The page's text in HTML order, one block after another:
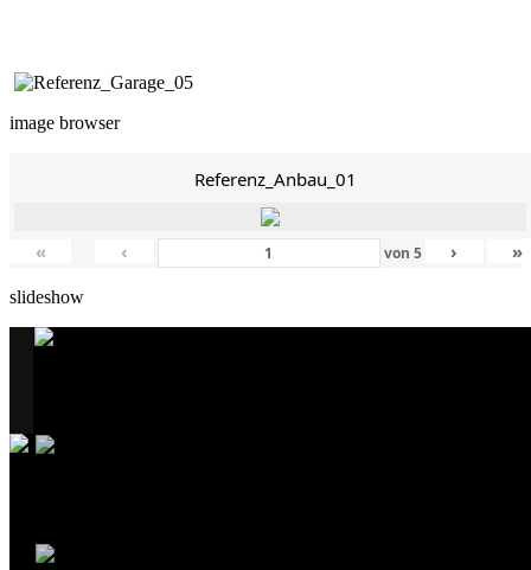
image browser
Referenz_Anbau_01
« ‹ von 5 › »
slideshow